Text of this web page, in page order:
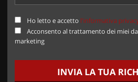
Ho letto e accetto l'informativa
Acconsento al trattamento dei miei
marketing
INVIA LA TUA